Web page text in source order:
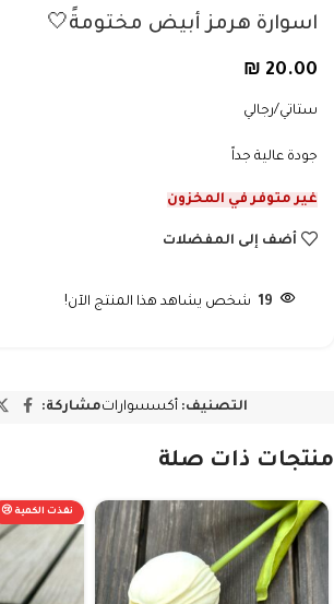
اسوارة هرمز أبيض مختومةً🤍
₪ 20.00
ستاتي/رجالي
جودة عالية جداً
غير متوفر في المخزون
أضف إلى المفضلات
19 شخص يشاهد هذا المنتج الآن!
التصنيف: أكسسواراتمشاركة:
منتجات ذات صلة
نفذت الكمية 😢